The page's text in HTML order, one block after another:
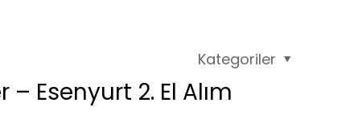
Kategoriler
Esenyurt 2. El Alım